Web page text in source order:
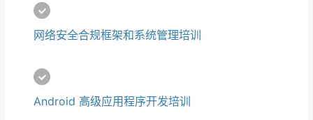
网络安全合规框架和系统管理培训
Android 高级应用程序开发培训